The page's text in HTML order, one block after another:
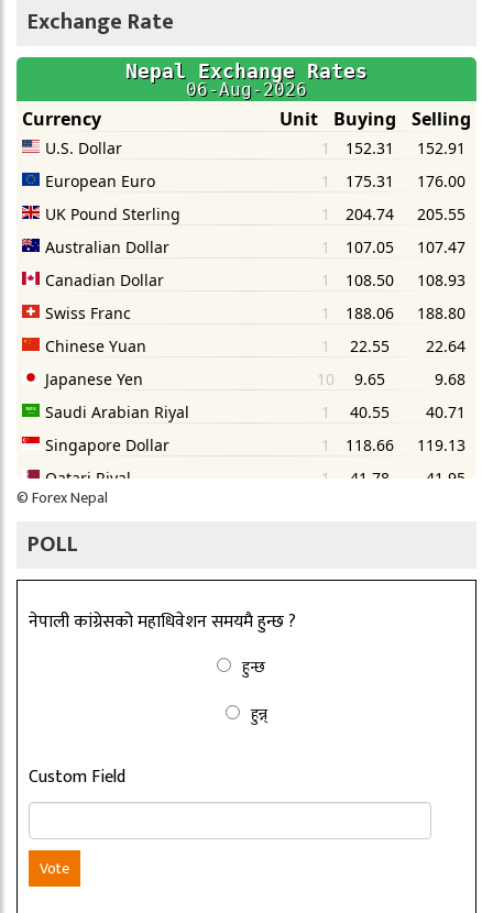
Exchange Rate
©Forex Nepal
POLL
नेपाली कांग्रेसको महाधिवेशन समयमै हुन्छ ?
हुन्छ
हुन्न्
Custom Field
Vote